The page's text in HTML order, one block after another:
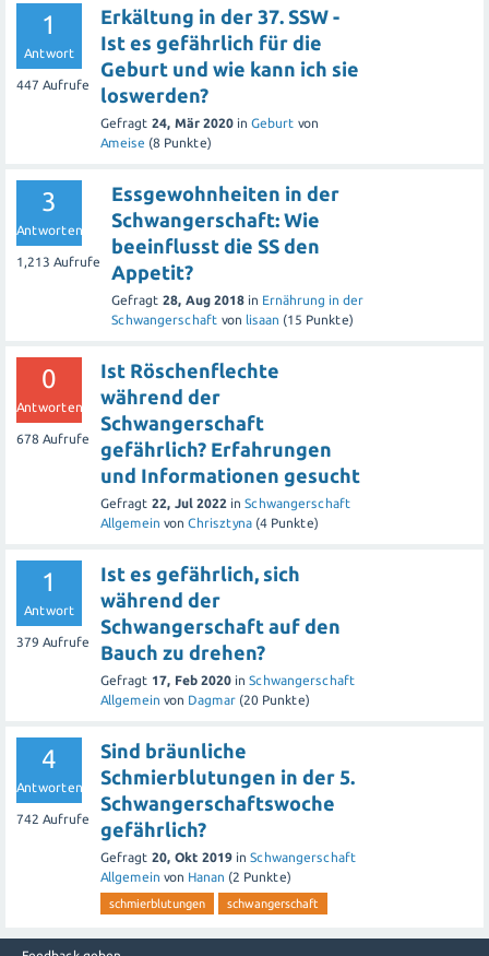
1
Antwort
447 Aufrufe
Erkältung in der 37. SSW -
Ist es gefährlich für die
Geburt und wie kann ich sie
loswerden?
Gefragt 24, Mär 2020 in Geburt von
Ameise (8 Punkte)
3
Antworten
1,213 Aufrufe
Essgewohnheiten in der
Schwangerschaft: Wie
beeinflusst die SS den
Appetit?
Gefragt 28, Aug 2018 in Ernährung in der
Schwangerschaft von lisaan (15 Punkte)
0
Antworten
678 Aufrufe
Ist Röschenflechte
während der
Schwangerschaft
gefährlich? Erfahrungen
und Informationen gesucht
Gefragt 22, Jul 2022 in Schwangerschaft
Allgemein von Chrisztyna (4 Punkte)
1
Antwort
379 Aufrufe
Ist es gefährlich, sich
während der
Schwangerschaft auf den
Bauch zu drehen?
Gefragt 17, Feb 2020 in Schwangerschaft
Allgemein von Dagmar (20 Punkte)
4
Antworten
742 Aufrufe
Sind bräunliche
Schmierblutungen in der 5.
Schwangerschaftswoche
gefährlich?
Gefragt 20, Okt 2019 in Schwangerschaft
Allgemein von Hanan (2 Punkte)
schmierblutungen schwangerschaft